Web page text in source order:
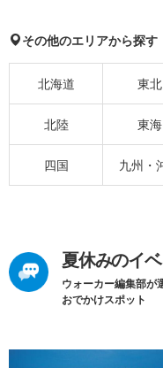
その他のエリアから探す
北海道 東北
北陸 東海
四国 九州・
夏休みのイ
ウォーカー編集部が
おでかけスポット